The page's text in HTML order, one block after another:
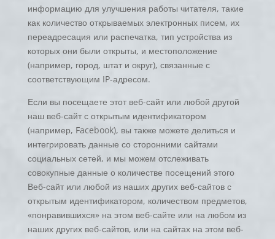
информацию для улучшения работы читателя, такие
как количество открываемых электронных писем, их
переадресация или распечатка, тип устройства из
которых они были открыты, и местоположение
(например, город, штат и округ), связанные с
соответствующим IP-адресом.
Если вы посещаете этот веб-сайт или любой другой
наш веб-сайт с открытым идентификатором
(например, Facebook), вы также можете делиться и
интегрировать данные со сторонними сайтами
социальных сетей, и мы можем отслеживать
совокупные данные о количестве посещений этого
Веб-сайт или любой из наших других веб-сайтов с
открытым идентификатором, количеством предметов,
«понравившихся» на этом веб-сайте или на любом из
наших других веб-сайтов, или на сайтах на этом веб-